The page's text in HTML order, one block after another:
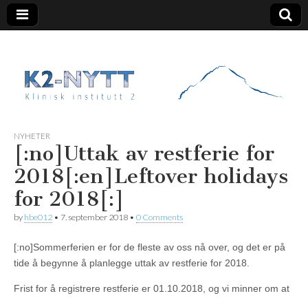
K2 Nytt
NYHETER
[:no]Uttak av restferie for
2018[:en]Leftover holidays
for 2018[:]
by hbe012 • 7. september 2018 • 0 Comments
[:no]Sommerferien er for de fleste av oss nå over, og det er på
tide å begynne å planlegge uttak av restferie for 2018.
Frist for å registrere restferie er 01.10.2018, og vi minner om at